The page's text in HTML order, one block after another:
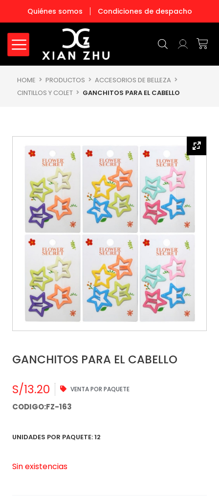
contenido
Quiénes somos Condiciones de despacho
HOME PRODUCTOS
ACCESORIOS DE BELLEZA
CINTILLOS Y COLET
GANCHITOS PARA EL CABELLO
GANCHITOS PARA EL CABELLO
S/13.20 VENTA POR PAQUETE
CODIGO:FZ-163
UNIDADES POR PAQUETE: 12
Sin existencias